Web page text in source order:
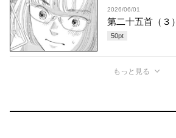
2026/06/01
第二十五首（３）
50pt
もっと見る